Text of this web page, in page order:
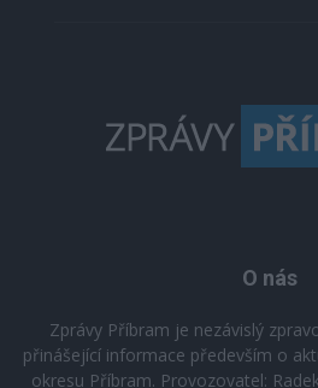
O nás
Zprávy Příbram je nezávislý
přinášející informace především o
okresu Příbram. Provozovatel: